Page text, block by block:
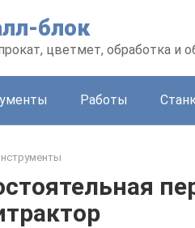
блок
цветмет, обработка и
Работы